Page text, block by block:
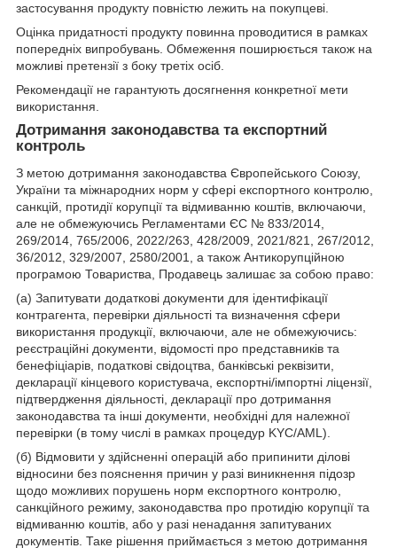
застосування продукту повністю лежить на покупцеві.
Оцінка придатності продукту повинна проводитися в рамках
попередніх випробувань. Обмеження поширюється також на
можливі претензії з боку третіх осіб.
Рекомендації не гарантують досягнення конкретної мети
використання.
Дотримання законодавства та експортний
контроль
З метою дотримання законодавства Європейського Союзу,
України та міжнародних норм у сфері експортного контролю,
санкцій, протидії корупції та відмиванню коштів, включаючи,
але не обмежуючись Регламентами ЄС № 833/2014,
269/2014, 765/2006, 2022/263, 428/2009, 2021/821, 267/2012,
36/2012, 329/2007, 2580/2001, а також Антикорупційною
програмою Товариства, Продавець залишає за собою право:
(а) Запитувати додаткові документи для ідентифікації
контрагента, перевірки діяльності та визначення сфери
використання продукції, включаючи, але не обмежуючись:
реєстраційні документи, відомості про представників та
бенефіціарів, податкові свідоцтва, банківські реквізити,
декларації кінцевого користувача, експортні/імпортні ліцензії,
підтвердження діяльності, декларації про дотримання
законодавства та інші документи, необхідні для належної
перевірки (в тому числі в рамках процедур KYC/AML).
(б) Відмовити у здійсненні операцій або припинити ділові
відносини без пояснення причин у разі виникнення підозр
щодо можливих порушень норм експортного контролю,
санкційного режиму, законодавства про протидію корупції та
відмиванню коштів, або у разі ненадання запитуваних
документів. Таке рішення приймається з метою дотримання